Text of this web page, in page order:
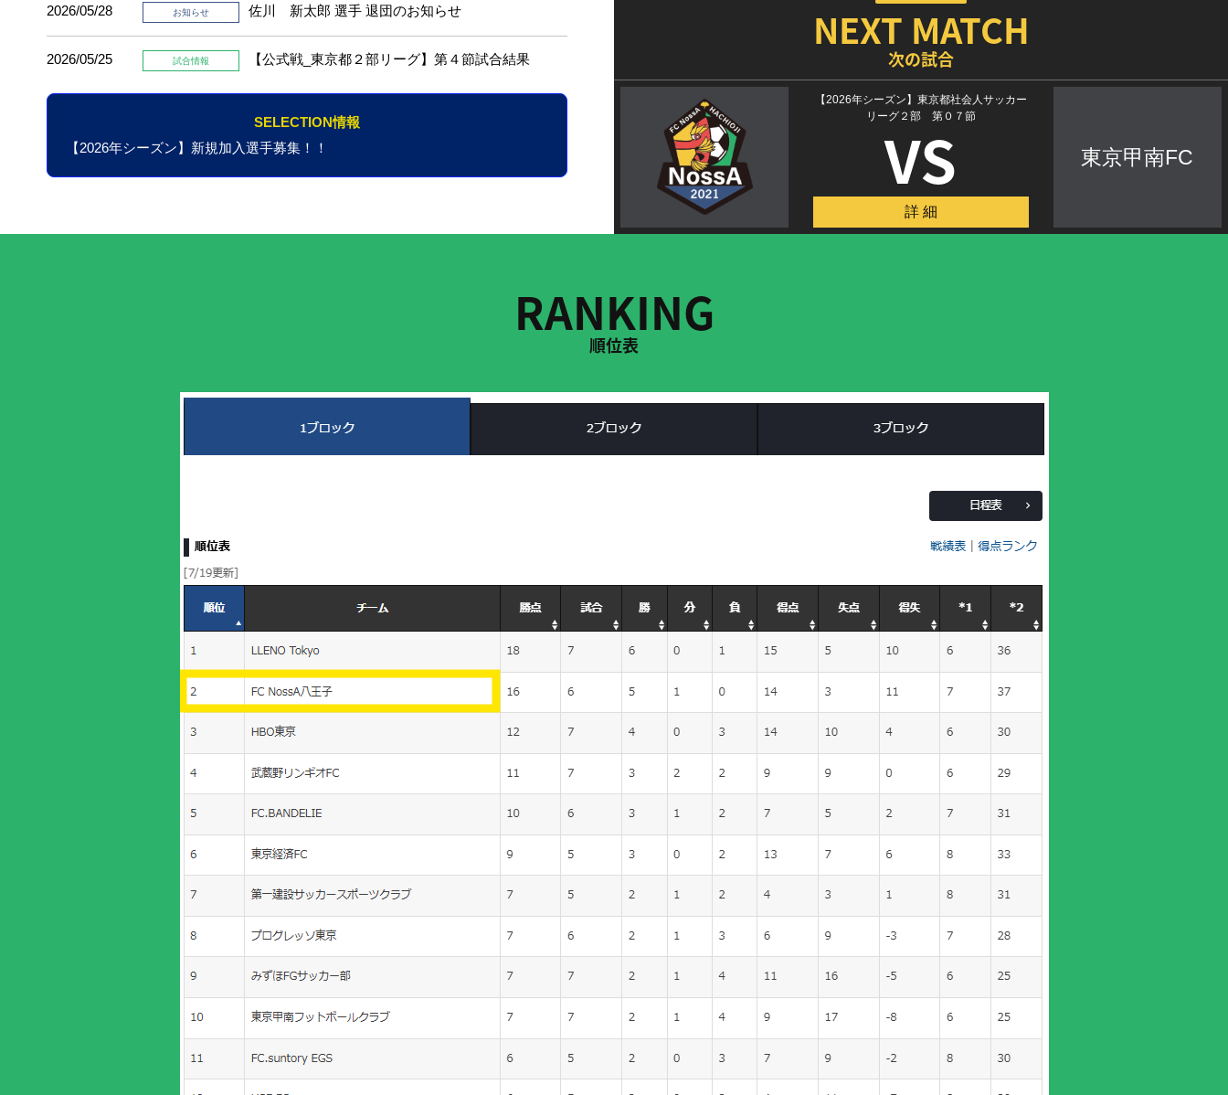
2026/05/28 お知らせ 佐川 新太郎 選手 退団のお知らせ
2026/05/25 試合情報 【公式戦_東京都２部リーグ】第４節試合結果
SELECTION情報
【2026年シーズン】新規加入選手募集！！
NEXT MATCH
次の試合
【2026年シーズン】東京都社会人サッカー
リーグ２部 第０７節
VS
詳 細
東京甲南FC
RANKING
順位表